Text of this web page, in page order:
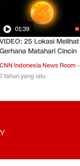
01:39
VIDEO: 25 Lokasi Melihat
Gerhana Matahari Cincin
CNN Indonesia News Room •
7 tahun yang lalu